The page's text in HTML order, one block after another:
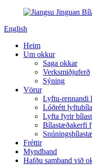
English
Heim
Um okkur
Saga okkar
Verksmiðjuferð
Sýning
Vörur
Lyftu-rennandi
Lóðrétt
Lyfta fyrir
Bílastæðakerfi
Fréttir
Myndband
Hafðu samband við